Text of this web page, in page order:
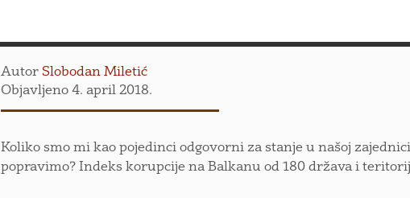
Autor Slobodan Miletić
Objavljeno 4. april 2018.
Koliko smo mi kao pojedinci odgovorni za stanje u našoj
popravimo? Indeks korupcije na Balkanu od 180 država i